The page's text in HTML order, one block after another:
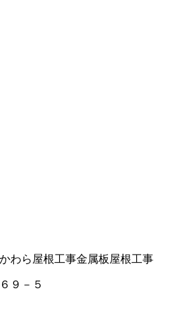
かわら屋根工事金属板屋根工事
９－５